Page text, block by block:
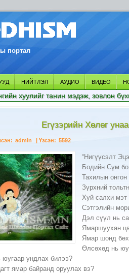
портал
НИЙТЛЭЛ АУДИО ВИДЕО
хуулийг танин мэдэж, зовлон
Егүзэрийн Хөлөг
admin | Үзсэн: 5592
“Нигүүсэлт
Бодийн Сүм
Тахилын
Зүрхний
Хуй салхи мэт
Сэтгэлийн
Дэл сүүл нь
Ямаршуухан
Ямар шонд
Өлсөхөд нь
юугаар ундлах билээ?
ямар байранд оруулах вэ?